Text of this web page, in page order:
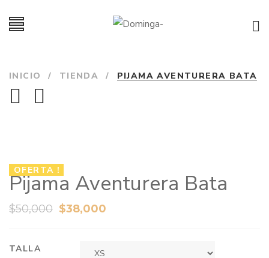
INICIO / TIENDA / PIJAMA AVENTURERA BATA
OFERTA !
Pijama Aventurera Bata
$50,000 $38,000
TALLA